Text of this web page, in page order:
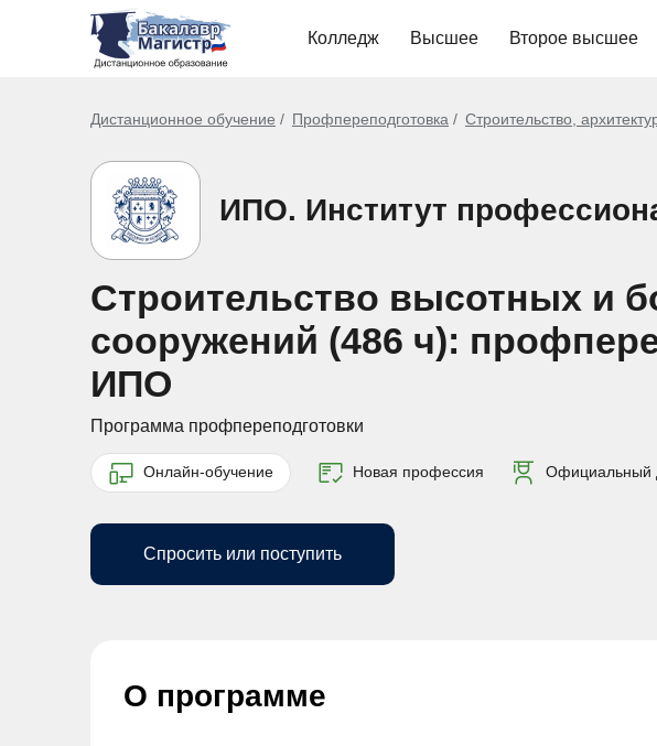
Колледж Высшее Второе высшее
Дистанционное обучение Профпереподготовка Строительство,
ИПО. Институт
Строительство высотных и
сооружений (486 ч):
ИПО
Программа профпереподготовки
Онлайн-обучение Новая профессия Официальный
Спросить или поступить
О программе